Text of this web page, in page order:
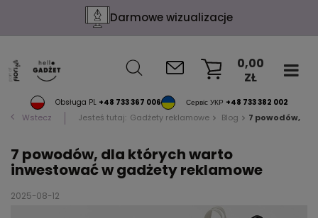
Darmowe wizualizacje
Obsługa PL +48 733 367 006 Сервіс УКР +48 733 382 002
0,00
ZŁ
Wstecz Jesteś tutaj: Gadżety reklamowe Blog 7 powodów,
7 powodów, dla których warto
inwestować w gadżety reklamowe
2025-08-12